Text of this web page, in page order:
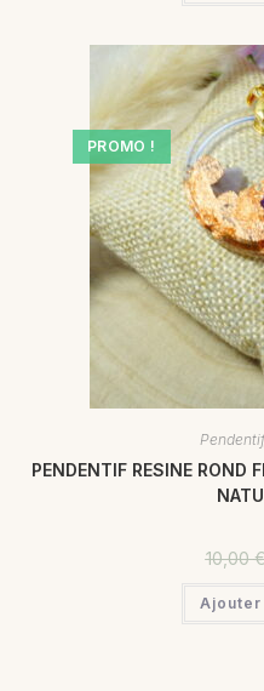
PROMO !
Pendentif
PENDENTIF RESINE ROND
10,00
Ajouter